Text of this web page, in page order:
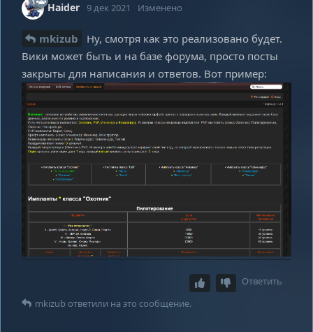
Haider 9 дек 2021 Изменено
mkizub
Ну, смотря как это реализовано будет.
Вики может быть и на базе форума, просто посты
закрыты для написания и ответов. Вот пример:
Ответить
mkizub ответили на это сообщение.